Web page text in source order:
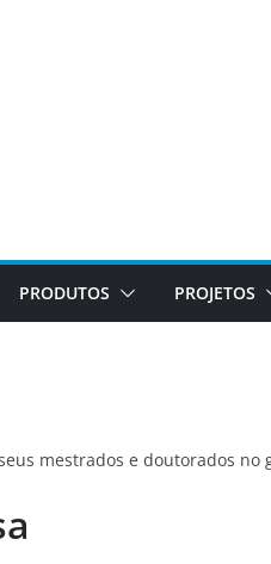
PRODUTOS PROJETOS
mestrados e doutorados no